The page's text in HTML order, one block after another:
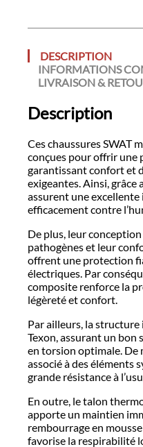
DESCRIPTION
INFORMATIONS
LIVRAISON &
Description
Ces chaussures SWAT
conçues pour offrir une
garantissant confort et
exigeantes. Ainsi, grâce
assurent une
efficacement contre
De plus, leur
pathogènes et leur
offrent une protection
électriques. Par
composite renforce la
légèreté et confort.
Par ailleurs, la
Texon, assurant un
en torsion optimale. De
associé à des éléments
grande résistance à
En outre, le talon
apporte un maintien
rembourrage en
favorise la respirabilité